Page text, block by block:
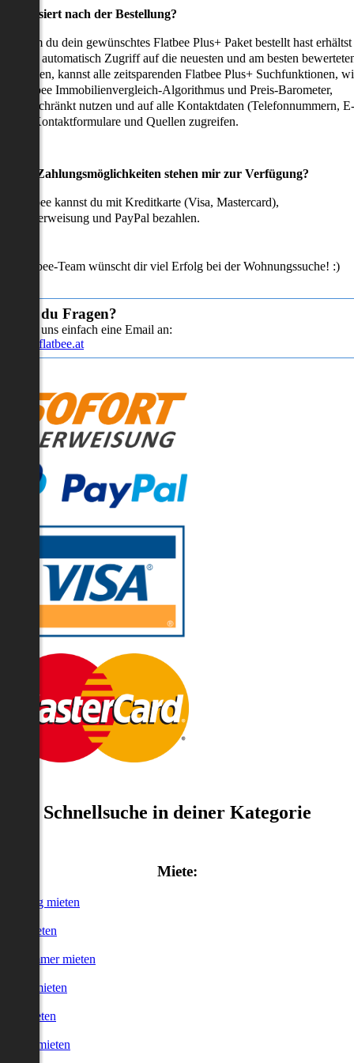
passiert nach der Bestellung?
du dein gewünschtes Flatbee Plus+ Paket bestellt hast erhältst
sofort automatisch Zugriff auf die neuesten und am besten
kannst alle zeitsparenden Flatbee Plus+ Suchfunktionen,
Flatbee Immobilienvergleich-Algorithmus und Preis-Barometer,
nutzen und auf alle Kontaktdaten (Telefonnummern, E-
Kontaktformulare und Quellen zugreifen.
Zahlungsmöglichkeiten stehen mir zur Verfügung?
Flatbee kannst du mit Kreditkarte (Visa, Mastercard),
und PayPal bezahlen.
Flatbee-Team wünscht dir viel Erfolg bei der Wohnungssuche! :)
Hast du Fragen?
Sende uns einfach eine Email an:
info@flatbee.at
Schnellsuche in deiner Kategorie
Miete:
mieten
mieten
Zimmer mieten
mieten
mieten